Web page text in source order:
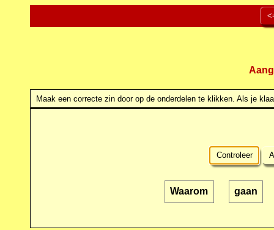
Maak een correcte zin door op de onderdelen te klikken. Als je
Controleer
Waarom gaan